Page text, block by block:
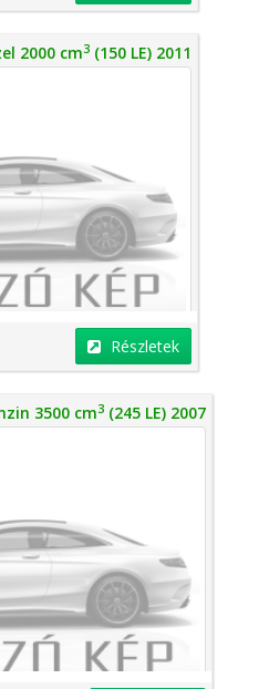
2000 cm3 (150 LE) 2011
Részletek
3500 cm3 (245 LE) 2007